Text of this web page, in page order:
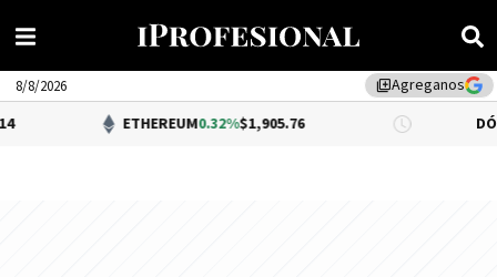
library_addAgreganos
8/8/2026
ETHEREUM0.32%$1,905.76 DÓLAR BNA